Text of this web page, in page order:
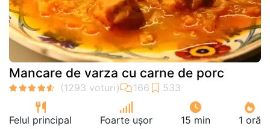
Mancare de varza cu carne de porc
Felul principal Foarte ușor 15 min 1 oră